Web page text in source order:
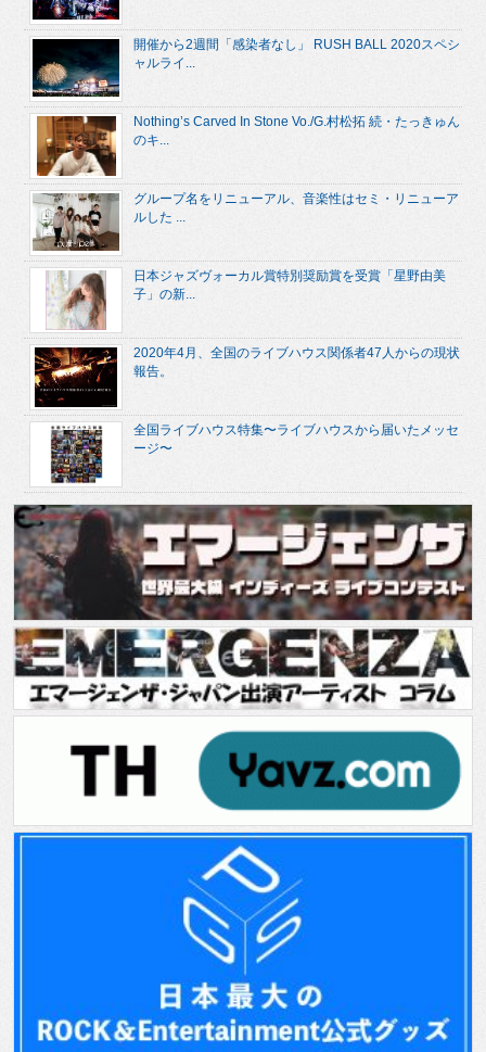
開催から2週間「感染者なし」 RUSH BALL 2020スペシ
ャルライ...
Nothing’s Carved In Stone Vo./G.村松拓 続・たっきゅん
のキ...
グループ名をリニューアル、音楽性はセミ・リニューア
ルした ...
日本ジャズヴォーカル賞特別奨励賞を受賞「星野由美
子」の新...
2020年4月、全国のライブハウス関係者47人からの現状
報告。
全国ライブハウス特集〜ライブハウスから届いたメッセ
ージ〜